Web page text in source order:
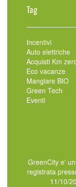
Tag
Incentivi
Auto elettriche
Acquisti Km
Eco vacanze
Mangiare BIO
Green Tech
Eventi
GreenCity e'
registrata
11/10/